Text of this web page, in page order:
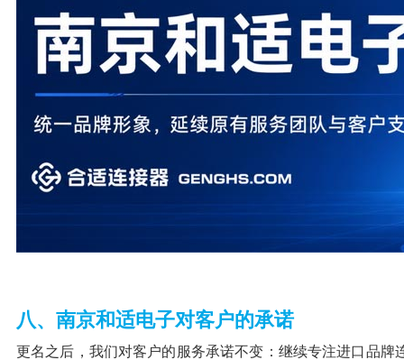
八、南京和适电子对客户的承诺
更名之后，我们对客户的服务承诺不变：继续专注进口品